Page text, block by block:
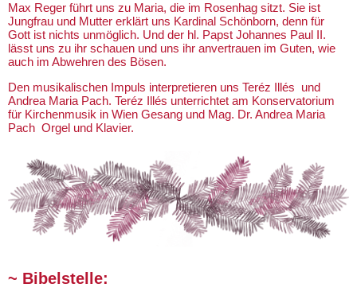
Max Reger führt uns zu Maria, die im Rosenhag sitzt. Sie ist
Jungfrau und Mutter erklärt uns Kardinal Schönborn, denn für
Gott ist nichts unmöglich. Und der hl. Papst Johannes Paul II.
lässt uns zu ihr schauen und uns ihr anvertrauen im Guten, wie
auch im Abwehren des Bösen.
Den musikalischen Impuls interpretieren uns Teréz Illés und
Andrea Maria Pach. Teréz Illés unterrichtet am Konservatorium
für Kirchenmusik in Wien Gesang und Mag. Dr. Andrea Maria
Pach Orgel und Klavier.
~ Bibelstelle: